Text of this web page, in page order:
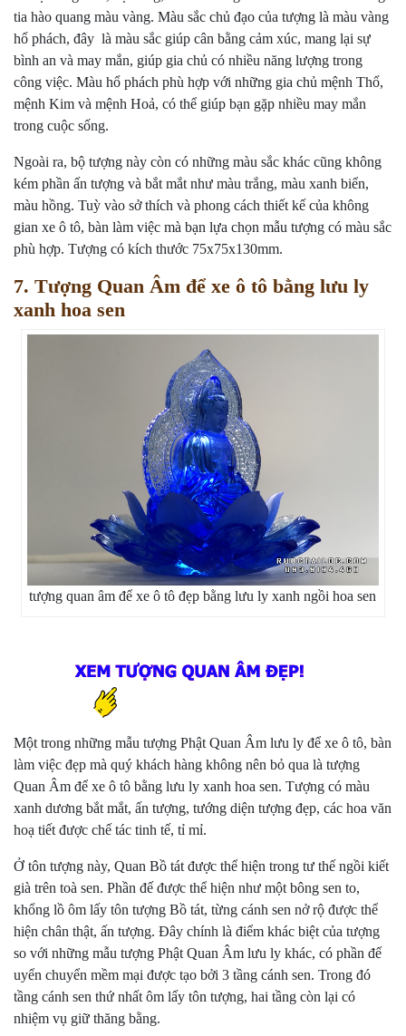
tia hào quang màu vàng. Màu sắc chủ đạo của tượng là màu vàng
hổ phách, đây là màu sắc giúp cân bằng cảm xúc, mang lại sự
bình an và may mắn, giúp gia chủ có nhiều năng lượng trong
công việc. Màu hổ phách phù hợp với những gia chủ mệnh Thổ,
mệnh Kim và mệnh Hoả, có thể giúp bạn gặp nhiều may mắn
trong cuộc sống.
Ngoài ra, bộ tượng này còn có những màu sắc khác cũng không
kém phần ấn tượng và bắt mắt như màu trắng, màu xanh biển,
màu hồng. Tuỳ vào sở thích và phong cách thiết kế của không
gian xe ô tô, bàn làm việc mà bạn lựa chọn mẫu tượng có màu sắc
phù hợp. Tượng có kích thước 75x75x130mm.
7. Tượng Quan Âm để xe ô tô bằng lưu ly
xanh hoa sen
tượng quan âm để xe ô tô đẹp bằng lưu ly xanh ngồi hoa sen
Một trong những mẫu tượng Phật Quan Âm lưu ly để xe ô tô, bàn
làm việc đẹp mà quý khách hàng không nên bỏ qua là tượng
Quan Âm để xe ô tô bằng lưu ly xanh hoa sen. Tượng có màu
xanh dương bắt mắt, ấn tượng, tướng diện tượng đẹp, các hoa văn
hoạ tiết được chế tác tinh tế, tỉ mỉ.
Ở tôn tượng này, Quan Bồ tát được thể hiện trong tư thế ngồi kiết
già trên toà sen. Phần đế được thể hiện như một bông sen to,
khổng lồ ôm lấy tôn tượng Bồ tát, từng cánh sen nở rộ được thể
hiện chân thật, ấn tượng. Đây chính là điểm khác biệt của tượng
so với những mẫu tượng Phật Quan Âm lưu ly khác, có phần đế
uyển chuyển mềm mại được tạo bởi 3 tầng cánh sen. Trong đó
tầng cánh sen thứ nhất ôm lấy tôn tượng, hai tầng còn lại có
nhiệm vụ giữ thăng bằng.